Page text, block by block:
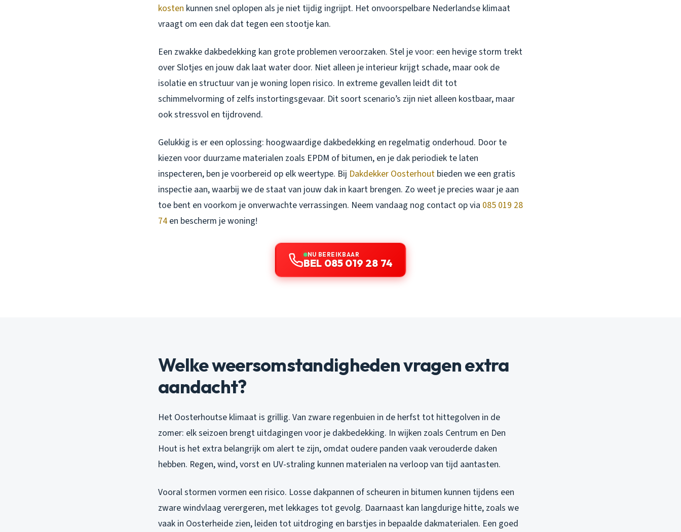
kosten kunnen snel oplopen als je niet tijdig ingrijpt. Het onvoorspelbare Nederlandse klimaat
vraagt om een dak dat tegen een stootje kan.
Een zwakke dakbedekking kan grote problemen veroorzaken. Stel je voor: een hevige storm trekt
over Slotjes en jouw dak laat water door. Niet alleen je interieur krijgt schade, maar ook de
isolatie en structuur van je woning lopen risico. In extreme gevallen leidt dit tot
schimmelvorming of zelfs instortingsgevaar. Dit soort scenario’s zijn niet alleen kostbaar, maar
ook stressvol en tijdrovend.
Gelukkig is er een oplossing: hoogwaardige dakbedekking en regelmatig onderhoud. Door te
kiezen voor duurzame materialen zoals EPDM of bitumen, en je dak periodiek te laten
inspecteren, ben je voorbereid op elk weertype. Bij Dakdekker Oosterhout bieden we een gratis
inspectie aan, waarbij we de staat van jouw dak in kaart brengen. Zo weet je precies waar je aan
toe bent en voorkom je onverwachte verrassingen. Neem vandaag nog contact op via 085 019 28
74 en bescherm je woning!
NU BEREIKBAAR
BEL 085 019 28 74
Welke weersomstandigheden vragen extra
aandacht?
Het Oosterhoutse klimaat is grillig. Van zware regenbuien in de herfst tot hittegolven in de
zomer: elk seizoen brengt uitdagingen voor je dakbedekking. In wijken zoals Centrum en Den
Hout is het extra belangrijk om alert te zijn, omdat oudere panden vaak verouderde daken
hebben. Regen, wind, vorst en UV-straling kunnen materialen na verloop van tijd aantasten.
Vooral stormen vormen een risico. Losse dakpannen of scheuren in bitumen kunnen tijdens een
zware windvlaag verergeren, met lekkages tot gevolg. Daarnaast kan langdurige hitte, zoals we
vaak in Oosterheide zien, leiden tot uitdroging en barstjes in bepaalde dakmaterialen. Een goed